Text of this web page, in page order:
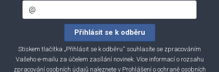
Stiskem tlačítka „Přihlásit se k odběru“ souhlasíte se zpracováním
Vašeho e-mailu za účelem zasílání novinek. Více informací o rozsahu
zpracování osobních údajů naleznete v Prohlášení o ochraně osobních